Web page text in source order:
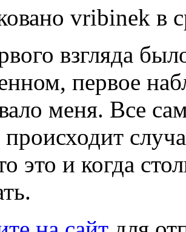
vribinek в
взгляда
первое
меня. Все
происходит
это и когда